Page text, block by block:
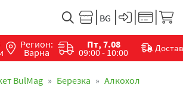
Регион:
Варна
Пт, 7.08
09:00 - 10:00
BulMag Березка Алкохол